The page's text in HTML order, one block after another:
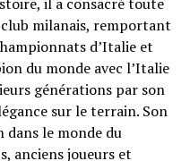
milanais, remportant
d’Italie et
du monde avec l’Italie
générations par son
sur le terrain. Son
dans le monde du
anciens joueurs et